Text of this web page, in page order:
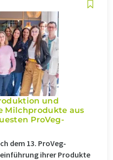
und
Milchprodukte aus
ProVeg-
dem 13. ProVeg-
ihrer Produkte